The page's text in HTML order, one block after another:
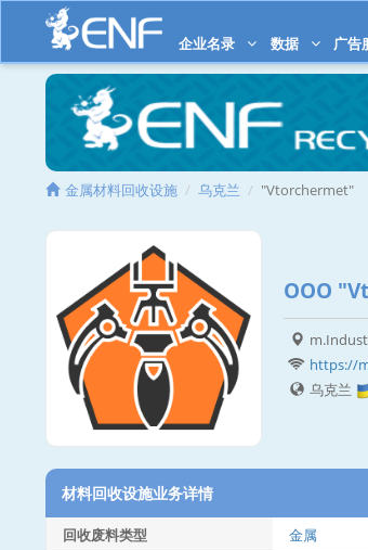
企业名录 数据 广告
金属材料回收设施 乌克兰 "Vtorchermet"
OOO
https://
乌克兰
材料回收设施业务详情
回收废料类型
金属